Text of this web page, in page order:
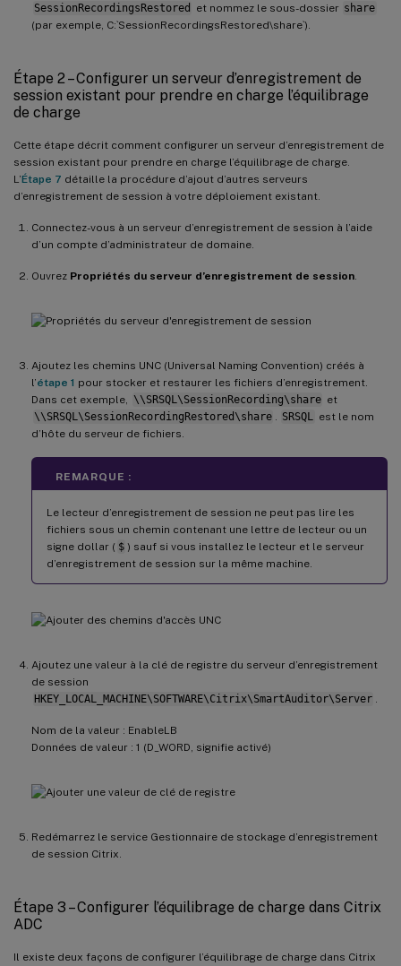
SessionRecordingsRestored
et nommez le sous-dossier share
(par exemple, C:`SessionRecordingsRestored\share`).
Étape 2 – Configurer un serveur d’enregistrement de
session existant pour prendre en charge l’équilibrage
de charge
Cette étape décrit comment configurer un serveur d’enregistrement de
session existant pour prendre en charge l’équilibrage de charge.
L’Étape 7 détaille la procédure d’ajout d’autres serveurs
d’enregistrement de session à votre déploiement existant.
Connectez-vous à un serveur d’enregistrement de session à l’aide
d’un compte d’administrateur de domaine.
Ouvrez Propriétés du serveur d’enregistrement de session
Ajoutez les chemins UNC (Universal Naming Convention) créés à
l’étape 1 pour stocker et restaurer les fichiers d’enregistrement.
Dans cet exemple,
\\SRSQL\SessionRecording\share et
\\SRSQL\SessionRecordingRestored\share
SRSQL
est le nom
d’hôte du serveur de fichiers.
REMARQUE :
Le lecteur d’enregistrement de session ne peut pas lire les
fichiers sous un chemin contenant une lettre de lecteur ou un
signe dollar ( $ ) sauf si vous installez le lecteur et le serveur
d’enregistrement de session sur la même machine.
Ajoutez une valeur à la clé de registre du serveur d’enregistrement
de session
HKEY_LOCAL_MACHINE\SOFTWARE\Citrix\SmartAuditor\Server
Nom de la valeur : EnableLB
Données de valeur : 1 (D_WORD, signifie activé)
Redémarrez le service Gestionnaire de stockage d’enregistrement
de session Citrix.
Étape 3 – Configurer l’équilibrage de charge dans Citrix
ADC
Il existe deux façons de configurer l’équilibrage de charge dans Citrix